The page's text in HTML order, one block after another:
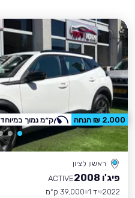
ראשון לציון
פיג'ו 2008
ACTIVE
2022 יד 1
39,000 ק״מ
2,000 ₪ הנחה ק״מ נמוך במיוחד